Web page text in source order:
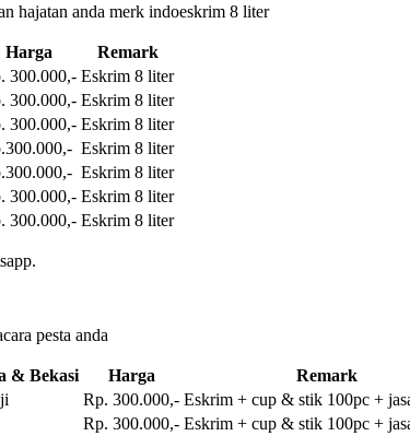
hajatan anda merk indoeskrim 8 liter
Harga
Remark
300.000,- Eskrim 8 liter
300.000,- Eskrim 8 liter
300.000,- Eskrim 8 liter
Eskrim 8 liter
Eskrim 8 liter
300.000,- Eskrim 8 liter
300.000,- Eskrim 8 liter
pesta anda
& Bekasi Harga
Remark
Rp. 300.000,- Eskrim + cup & stik 100pc +
Rp. 300.000,- Eskrim + cup & stik 100pc +